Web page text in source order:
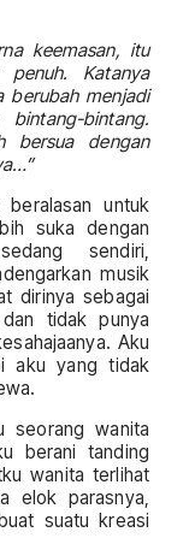
keemasan, itu
Katanya
berubah menjadi
bintang.
bersua dengan
untuk
suka dengan
sendiri,
musik
dirinya sebagai
tidak punya
Aku
aku yang tidak
seorang wanita
berani tanding
wanita terlihat
elok parasnya,
suatu kreasi